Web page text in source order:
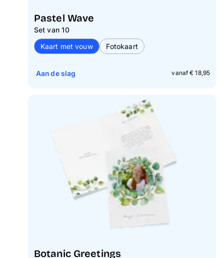
Pastel Wave
Set van 10
Kaart met vouw
Fotokaart
vanaf € 18,95
Aan de slag
Botanic Greetings